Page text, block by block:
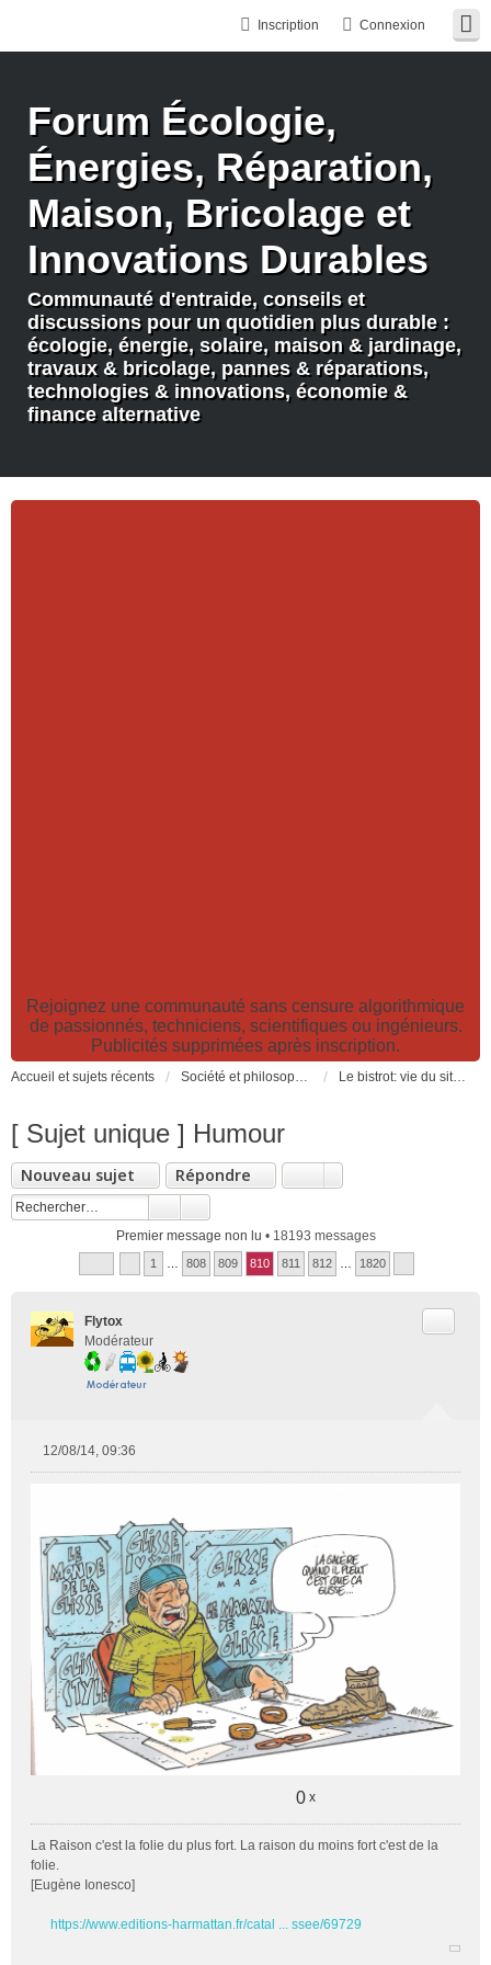
Connexion
Inscription
Forum Écologie,
Énergies, Réparation,
Maison, Bricolage et
Innovations Durables
Communauté d'entraide, conseils et
discussions pour un quotidien plus durable :
écologie, énergie, solaire, maison & jardinage,
travaux & bricolage, pannes & réparations,
technologies & innovations, économie &
finance alternative
Rejoignez une communauté sans censure algorithmique
de passionnés, techniciens, scientifiques ou ingénieurs.
Publicités supprimées après inscription.
Accueil et sujets récents Société et philosophie. Sciences et technologies. Santé et prévention. Le bistrot: vie du site, loisirs et détente, humour et convivialité et Petites Annonces
[ Sujet unique ] Humour
Nouveau sujet Répondre
Premier message non lu • 18193 messages
1 808 809 810 811 812 1820
Flytox
Modérateur
a
e
o
n
u
12/08/14, 09:36
0 x
La Raison c'est la folie du plus fort. La raison du moins fort c'est de la
folie.
[Eugène Ionesco]
https://www.editions-harmattan.fr/catal ... ssee/69729